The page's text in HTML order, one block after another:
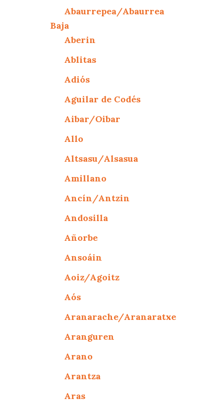
Abaurrepea/Abaurrea
Baja
Aberin
Ablitas
Adiós
Aguilar de Codés
Aibar/Oibar
Allo
Altsasu/Alsasua
Amillano
Ancín/Antzin
Andosilla
Añorbe
Ansoáin
Aoiz/Agoitz
Aós
Aranarache/Aranaratxe
Aranguren
Arano
Arantza
Aras